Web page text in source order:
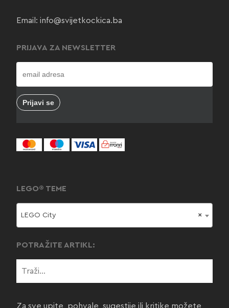
Email: info@svijetkockica.ba
PRIJAVA ZA NEWSLETTER
LEGO® TEME
×
LEGO City
POTRAŽITE ARTIKL:
Za sve upite, pohvale, sugestije ili kritike možete